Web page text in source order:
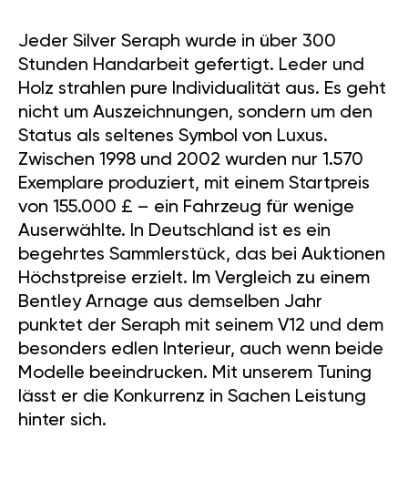
Jeder Silver Seraph wurde in über 300
Stunden Handarbeit gefertigt. Leder und
Holz strahlen pure Individualität aus. Es geht
nicht um Auszeichnungen, sondern um den
Status als seltenes Symbol von Luxus.
Zwischen 1998 und 2002 wurden nur 1.570
Exemplare produziert, mit einem Startpreis
von 155.000 £ – ein Fahrzeug für wenige
Auserwählte. In Deutschland ist es ein
begehrtes Sammlerstück, das bei Auktionen
Höchstpreise erzielt. Im Vergleich zu einem
Bentley Arnage aus demselben Jahr
punktet der Seraph mit seinem V12 und dem
besonders edlen Interieur, auch wenn beide
Modelle beeindrucken. Mit unserem Tuning
lässt er die Konkurrenz in Sachen Leistung
hinter sich.